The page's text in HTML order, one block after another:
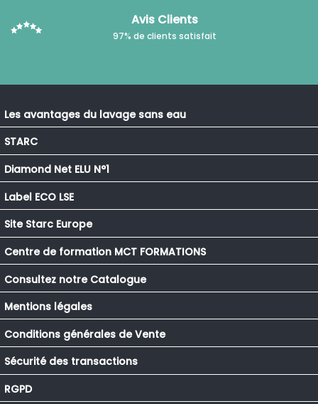
Avis Clients
97% de clients satisfait
Les avantages du lavage sans eau
STARC
Diamond Net ELU N°1
Label ECO LSE
Site Starc Europe
Centre de formation MCT FORMATIONS
Consultez notre Catalogue
Mentions légales
Conditions générales de Vente
Sécurité des transactions
RGPD